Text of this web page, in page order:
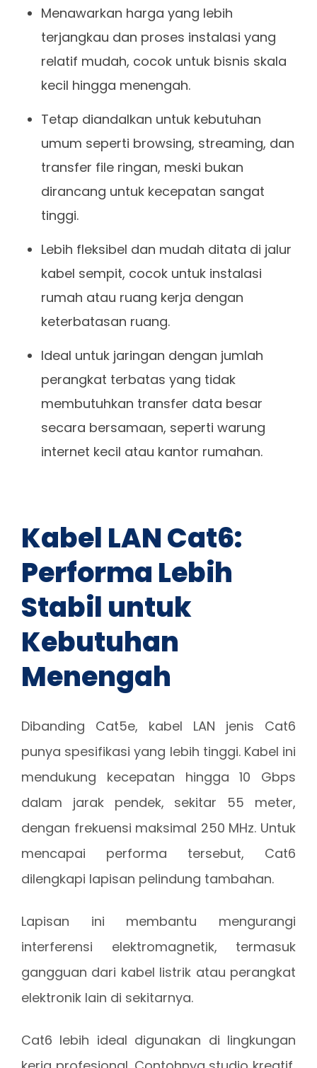
Menawarkan harga yang lebih
terjangkau dan proses instalasi yang
relatif mudah, cocok untuk bisnis skala
kecil hingga menengah.
Tetap diandalkan untuk kebutuhan
umum seperti browsing, streaming, dan
transfer file ringan, meski bukan
dirancang untuk kecepatan sangat
tinggi.
Lebih fleksibel dan mudah ditata di jalur
kabel sempit, cocok untuk instalasi
rumah atau ruang kerja dengan
keterbatasan ruang.
Ideal untuk jaringan dengan jumlah
perangkat terbatas yang tidak
membutuhkan transfer data besar
secara bersamaan, seperti warung
internet kecil atau kantor rumahan.
Kabel LAN Cat6:
Performa Lebih
Stabil untuk
Kebutuhan
Menengah
Dibanding Cat5e, kabel LAN jenis Cat6
punya spesifikasi yang lebih tinggi. Kabel ini
mendukung kecepatan hingga 10 Gbps
dalam jarak pendek, sekitar 55 meter,
dengan frekuensi maksimal 250 MHz. Untuk
mencapai performa tersebut, Cat6
dilengkapi lapisan pelindung tambahan.
Lapisan ini membantu mengurangi
interferensi elektromagnetik, termasuk
gangguan dari kabel listrik atau perangkat
elektronik lain di sekitarnya.
Cat6 lebih ideal digunakan di lingkungan